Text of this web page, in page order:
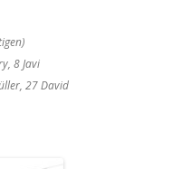
8 Javi
27 David